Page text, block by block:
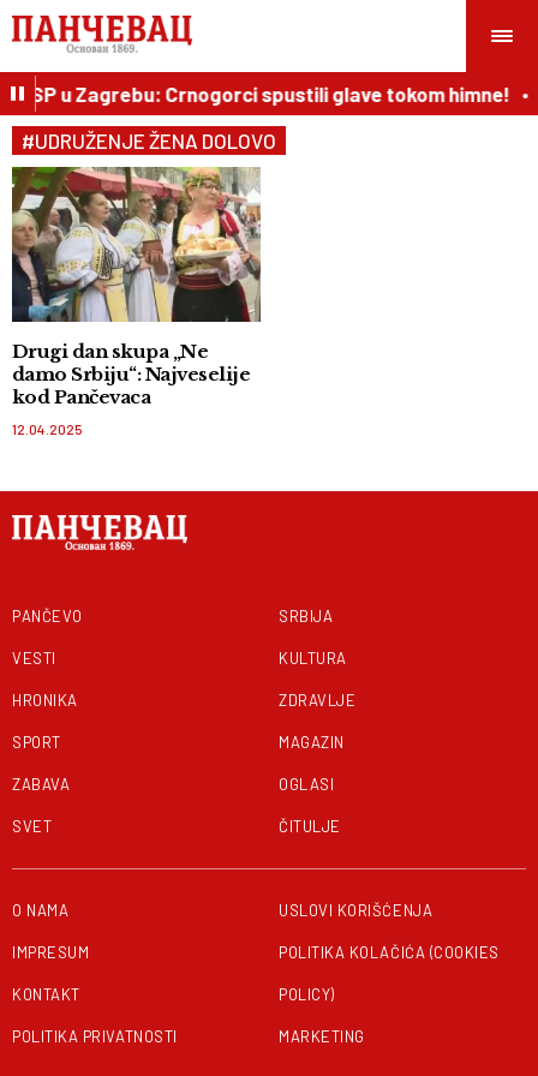
SP u Zagrebu: Crnogorci spustili glave tokom himne!
#UDRUŽENJE ŽENA DOLOVO
Drugi dan skupa „Ne
damo Srbiju“: Najveselije
kod Pančevaca
12.04.2025
PANČEVO
VESTI
HRONIKA
SPORT
ZABAVA
SVET
SRBIJA
KULTURA
ZDRAVLJE
MAGAZIN
OGLASI
ČITULJE
O NAMA
IMPRESUM
KONTAKT
POLITIKA PRIVATNOSTI
USLOVI KORIŠĆENJA
POLITIKA KOLAČIĆA (COOKIES
POLICY)
MARKETING